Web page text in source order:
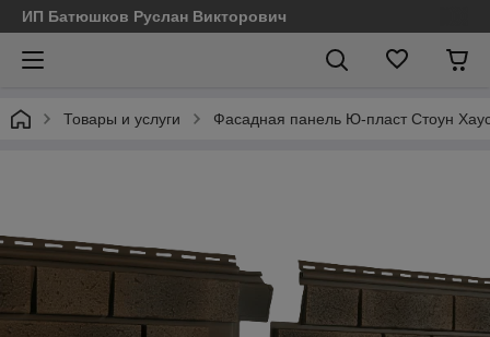
ИП Батюшков Руслан Викторович
Товары и услуги Фасадная панель Ю-пласт Стоун